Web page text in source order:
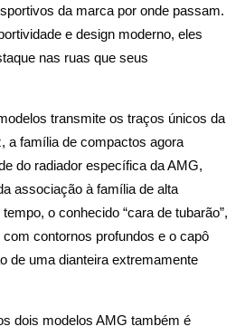
da marca por onde passam.
e design moderno, eles
nas ruas que seus
transmite os traços únicos da
a família de compactos agora
do radiador específica da AMG,
associação à família de alta
o conhecido “cara de tubarão”,
contornos profundos e o capô
de uma dianteira extremamente
dois modelos AMG também é